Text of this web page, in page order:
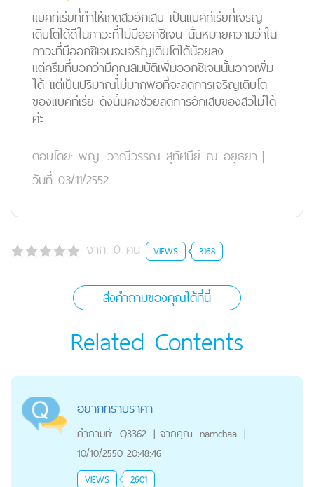
แบคทีเรียที่ทำให้เกิดสิวอักเสบ เป็นแบคทีเรียที่เจริญ
เติบโตได้ดีในภาวะที่ไม่มีออกซิเจน นั่นหมายความว่าใน
ภาวะที่มีออกซิเจนจะเจริญเติบโตได้น้อยลง
แต่ครีมที่บอกว่ามีคุณสมบัติเพิ่มออกซิเจนนั้นอาจเพิ่ม
ได้ แต่เป็นปริมาณไม่มากพอที่จะลดการเจริญเติบโต
ของแบคทีเรีย ดังนั้นคงช่วยลดการอักเสบของสิวไม่ได้
ค่ะ
ตอบโดย: พญ. วาณีวรรณ สุทัศนีย์ ณ อยุธยา |
วันที่ 03/11/2552
จาก: 0 คน VIEWS 3168
ส่งคำถามของคุณได้ที่นี่
Related Contents
อยากทราบราคา
คำถามที่: Q3362 | จากคุณ namchaa |
10/10/2550 20:48:46
VIEWS 2601